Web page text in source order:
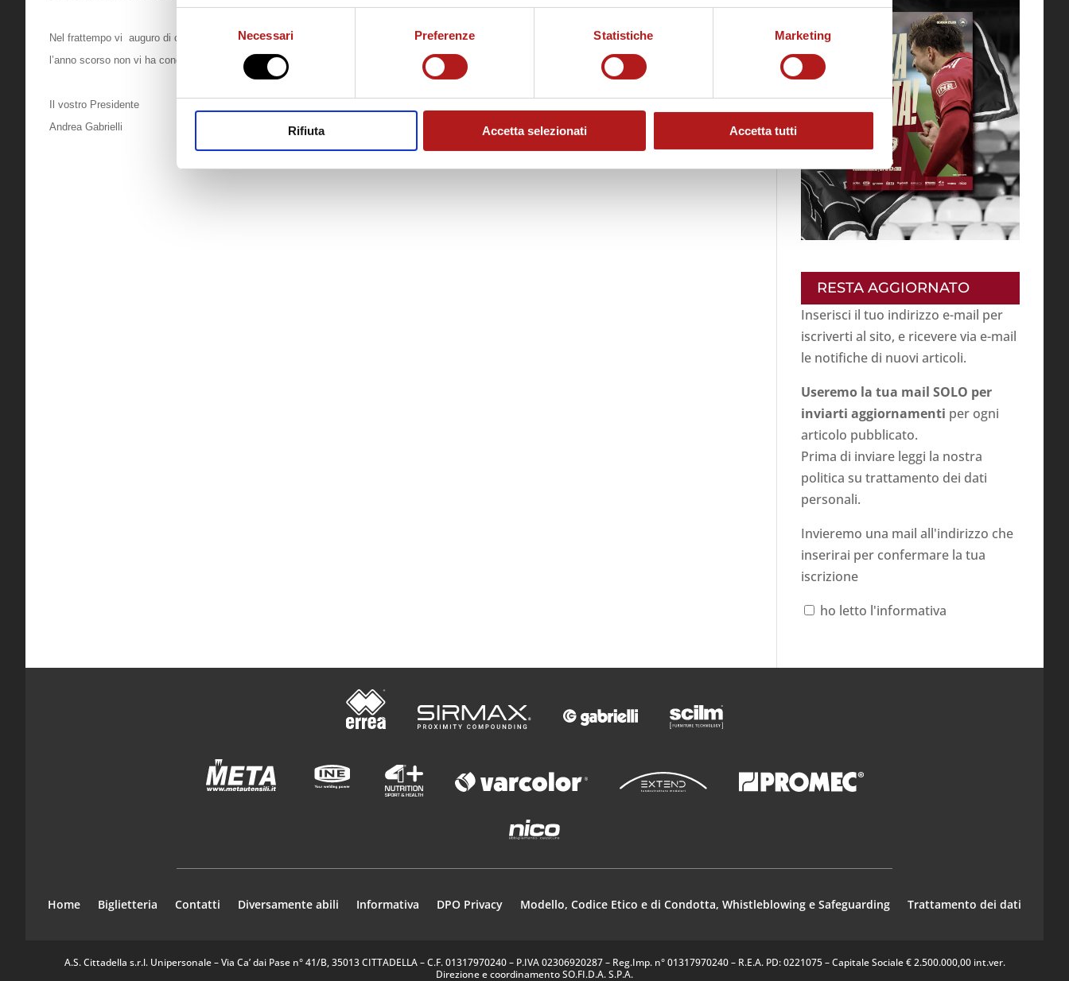
del
Necessari Preferenze Statistiche Marketing
Rifiuta Accetta selezionati Accetta tutti
Nel frattempo vi auguro di cuore di trascorrere un Sereno Natale e che troviate nel nuovo anno 2021 tutte le gioie, le soddisfazioni e la felicità che
l’anno scorso non vi ha concesso. “
Il vostro Presidente
Andrea Gabrielli
RESTA AGGIORNATO
Inserisci il tuo indirizzo e-mail per
iscriverti al sito, e ricevere via e-mail
le notifiche di nuovi articoli.
Useremo la tua mail SOLO per
inviarti aggiornamenti per ogni
articolo pubblicato.
Prima di inviare leggi la nostra
politica su trattamento dei dati
personali.
Invieremo una mail all'indirizzo che
inserirai per confermare la tua
iscrizione
ho letto l'informativa
Home Biglietteria Contatti Diversamente abili Informativa DPO Privacy Modello, Codice Etico e di Condotta, Whistleblowing e Safeguarding Trattamento dei dati
A.S. Cittadella s.r.l. Unipersonale – Via Ca’ dai Pase n° 41/B, 35013 CITTADELLA – C.F. 01317970240 – P.IVA 02306920287 – Reg.Imp. n° 01317970240 – R.E.A. PD: 0221075 – Capitale Sociale € 2.500.000,00 int.ver.
Direzione e coordinamento SO.FI.D.A. S.P.A.